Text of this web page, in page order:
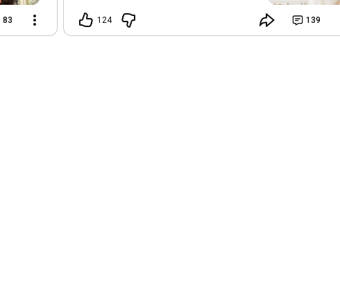
83
вечно теряется
124 139